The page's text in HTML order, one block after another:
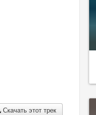
Скачать этот трек